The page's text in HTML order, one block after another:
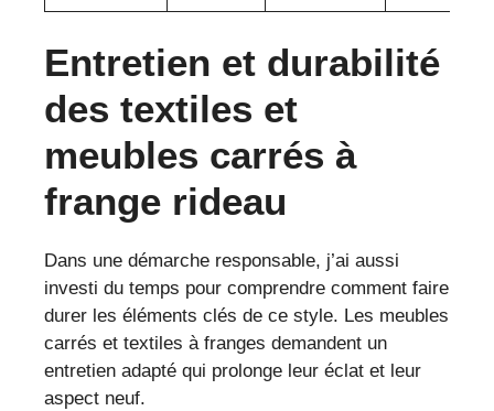
Entretien et durabilité
des textiles et
meubles carrés à
frange rideau
Dans une démarche responsable, j’ai aussi
investi du temps pour comprendre comment faire
durer les éléments clés de ce style. Les meubles
carrés et textiles à franges demandent un
entretien adapté qui prolonge leur éclat et leur
aspect neuf.